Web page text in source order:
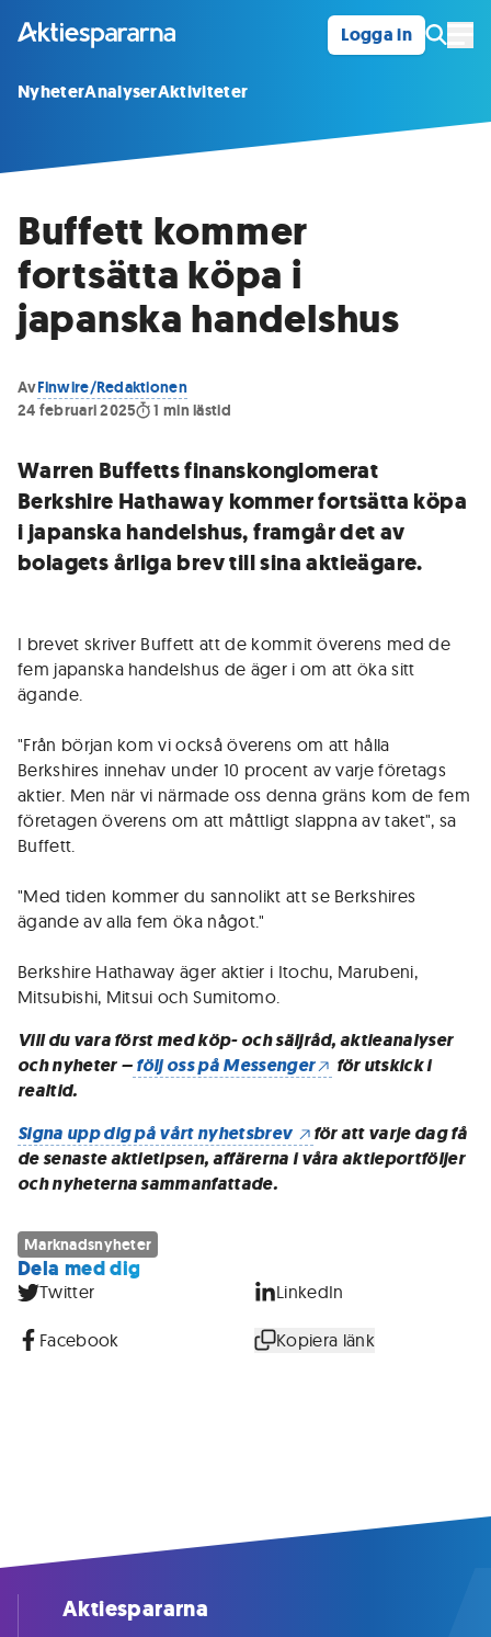
Logga in
NyheterAnalyserAktiviteter
Buffett kommer
fortsätta köpa i
japanska handelshus
AvFinwire/Redaktionen
24 februari 2025
1 min lästid
Warren Buffetts finanskonglomerat
Berkshire Hathaway kommer fortsätta köpa
i japanska handelshus, framgår det av
bolagets årliga brev till sina aktieägare.
I brevet skriver Buffett att de kommit överens med de
fem japanska handelshus de äger i om att öka sitt
ägande.
"Från början kom vi också överens om att hålla
Berkshires innehav under 10 procent av varje företags
aktier. Men när vi närmade oss denna gräns kom de fem
företagen överens om att måttligt slappna av taket", sa
Buffett.
"Med tiden kommer du sannolikt att se Berkshires
ägande av alla fem öka något."
Berkshire Hathaway äger aktier i Itochu, Marubeni,
Mitsubishi, Mitsui och Sumitomo.
Vill du vara först med köp- och säljråd, aktieanalyser
och nyheter –följ oss på Messenger
för utskick i
realtid.
Signa upp dig på vårt nyhetsbrev
för att varje dag få
de senaste aktietipsen, affärerna i våra aktieportföljer
och nyheterna sammanfattade.
Marknadsnyheter
Dela med dig
Twitter LinkedIn
Facebook Kopiera länk
Aktiespararna